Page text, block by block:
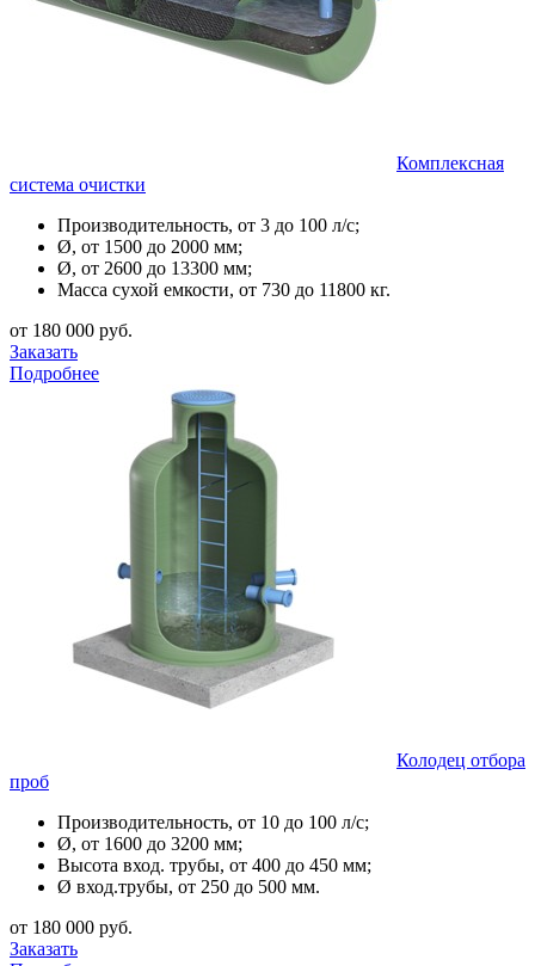
Комплексная
система очистки
Производительность, от 3 до 100 л/с;
Ø, от 1500 до 2000 мм;
Ø, от 2600 до 13300 мм;
Масса сухой емкости, от 730 до 11800 кг.
от 180 000 руб.
Заказать
Подробнее
Колодец отбора
проб
Производительность, от 10 до 100 л/с;
Ø, от 1600 до 3200 мм;
Высота вход. трубы, от 400 до 450 мм;
Ø вход.трубы, от 250 до 500 мм.
от 180 000 руб.
Заказать